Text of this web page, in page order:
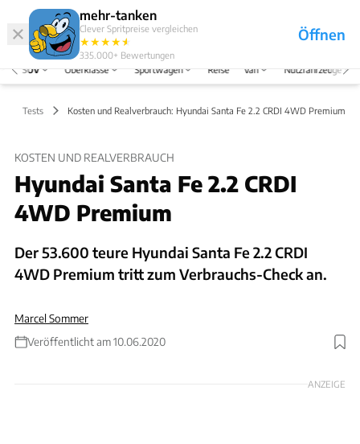
mehr-tanken
Clever Spritpreise vergleichen
★★★★★
★
335.000+ Bewertungen
Öffnen
Abo
Menü
SUV Oberklasse Sportwagen Reise Van Nutzfahrzeuge
Tests Kosten und Realverbrauch: Hyundai Santa Fe 2.2 CRDI 4WD Premium
KOSTEN UND REALVERBRAUCH
Hyundai Santa Fe 2.2 CRDI
4WD Premium
Der 53.600 teure Hyundai Santa Fe 2.2 CRDI
4WD Premium tritt zum Verbrauchs-Check an.
Marcel Sommer
Veröffentlicht am 10.06.2020
Foto: ams
ANZEIGE